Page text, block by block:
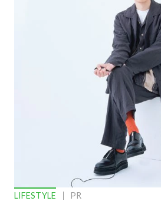
LIFESTYLE PR